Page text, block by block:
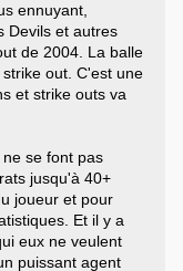
ennuyant,
Devils et autres
de 2004. La balle
out. C'est une
et strike outs va
se font pas
jusqu'à 40+
joueur et pour
Et il y a
eux ne veulent
puissant agent